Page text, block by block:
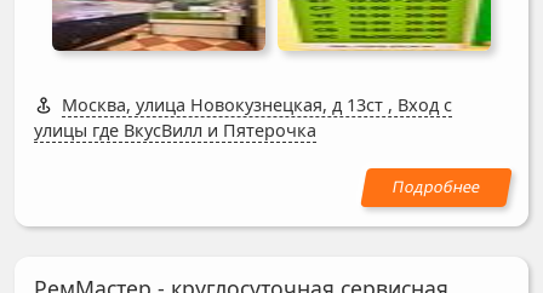
Москва, улица Новокузнецкая, д 13ст , Вход с
улицы где ВкусВилл и Пятерочка